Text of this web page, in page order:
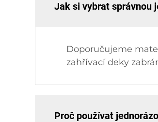
Jak si vybrat správnou
Doporučujeme
zahřívací deky
Proč používat